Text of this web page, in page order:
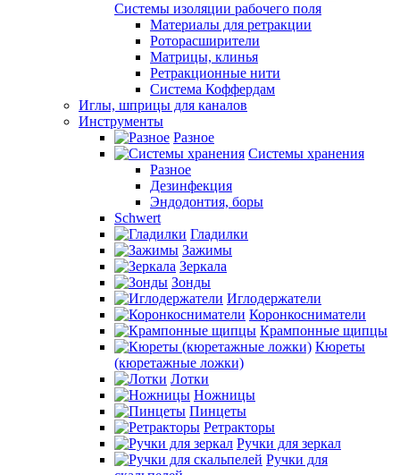
Системы изоляции рабочего поля
Материалы для ретракции
Роторасширители
Матрицы, клинья
Ретракционные нити
Система Коффердам
Иглы, шприцы для каналов
Инструменты
Разное
Системы хранения
Разное
Дезинфекция
Эндодонтия, боры
Schwert
Гладилки
Зажимы
Зеркала
Зонды
Иглодержатели
Коронкосниматели
Крампонные щипцы
Кюреты
(кюретажные ложки)
Лотки
Ножницы
Пинцеты
Ретракторы
Ручки для зеркал
Ручки для